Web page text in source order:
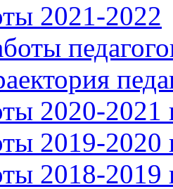
2021-2022
2020-2021
2019-2020
2018-2019